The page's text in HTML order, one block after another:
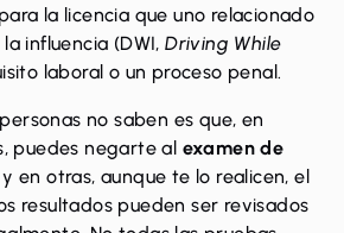
para la licencia que uno relacionado
influencia (DWI,Driving While
laboral o un proceso penal.
no saben es que, en
puedes negarte al examen de
en otras, aunque te lo realicen, el
resultados pueden ser revisados